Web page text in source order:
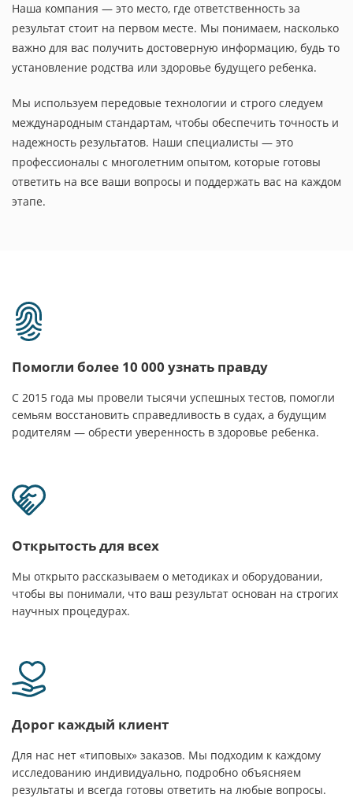
Наша компания — это место, где ответственность за
результат стоит на первом месте. Мы понимаем, насколько
важно для вас получить достоверную информацию, будь то
установление родства или здоровье будущего ребенка.
Мы используем передовые технологии и строго следуем
международным стандартам, чтобы обеспечить точность и
надежность результатов. Наши специалисты — это
профессионалы с многолетним опытом, которые готовы
ответить на все ваши вопросы и поддержать вас на каждом
этапе.
Помогли более 10 000 узнать правду
С 2015 года мы провели тысячи успешных тестов, помогли
семьям восстановить справедливость в судах, а будущим
родителям — обрести уверенность в здоровье ребенка.
Открытость для всех
Мы открыто рассказываем о методиках и оборудовании,
чтобы вы понимали, что ваш результат основан на строгих
научных процедурах.
Дорог каждый клиент
Для нас нет «типовых» заказов. Мы подходим к каждому
исследованию индивидуально, подробно объясняем
результаты и всегда готовы ответить на любые вопросы.